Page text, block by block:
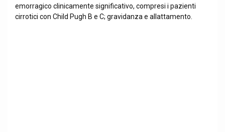
emorragico clinicamente significativo, compresi i pazienti
cirrotici con Child Pugh B e C; gravidanza e allattamento.